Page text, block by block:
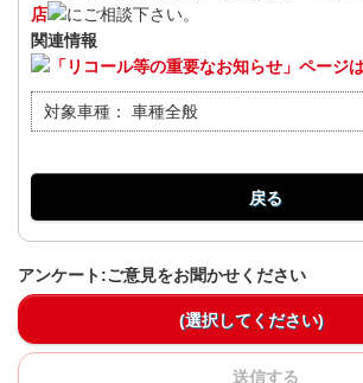
店
にご相談下さい。
関連情報
「リコール等の重要なお知らせ」ページ
対象車種： 車種全般
戻る
アンケート:ご意見をお聞かせください
(選択してください)
送信する